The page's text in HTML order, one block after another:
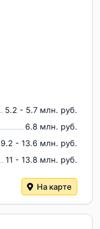
5.2 - 5.7 млн. руб.
6.8 млн. руб.
9.2 - 13.6 млн. руб.
11 - 13.8 млн. руб.
На карте